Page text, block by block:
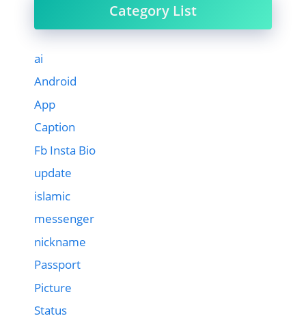
Category List
ai
Android
App
Caption
Fb Insta Bio
update
islamic
messenger
nickname
Passport
Picture
Status